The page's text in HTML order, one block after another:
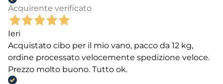
Acquirente verificato
Ieri
Acquistato cibo per il mio vano, pacco da 12 kg,
ordine processato velocemente spedizione veloce.
Prezzo molto buono. Tutto ok.